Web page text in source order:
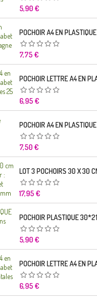
Prix
5,90 €
Prix
7,75 €
Prix
6,95 €
Prix
7,50 €
Prix
17,95 €
POCHOIR PLASTIQUE
Prix
5,90 €
Prix
6,95 €